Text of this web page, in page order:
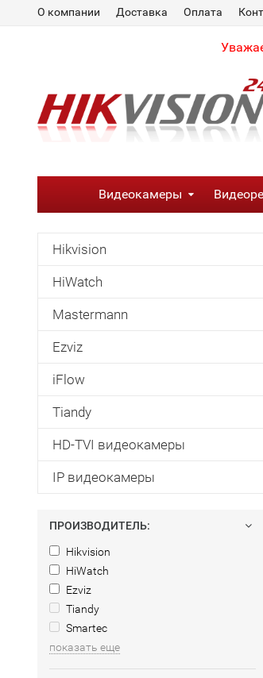
О компании Доставка Оплата
Видеокамеры
Hikvision
HiWatch
Mastermann
Ezviz
iFlow
Tiandy
HD-TVI видеокамеры
IP видеокамеры
ПРОИЗВОДИТЕЛЬ:
Hikvision
HiWatch
Ezviz
Tiandy
Smartec
показать еще